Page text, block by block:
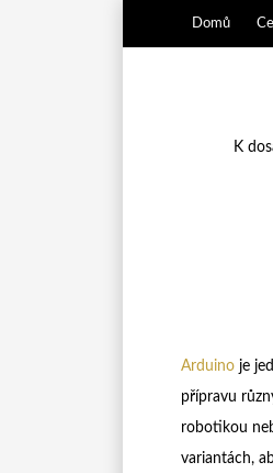
Domů
K
Arduinoje
přípravu
robotikou
variantách,